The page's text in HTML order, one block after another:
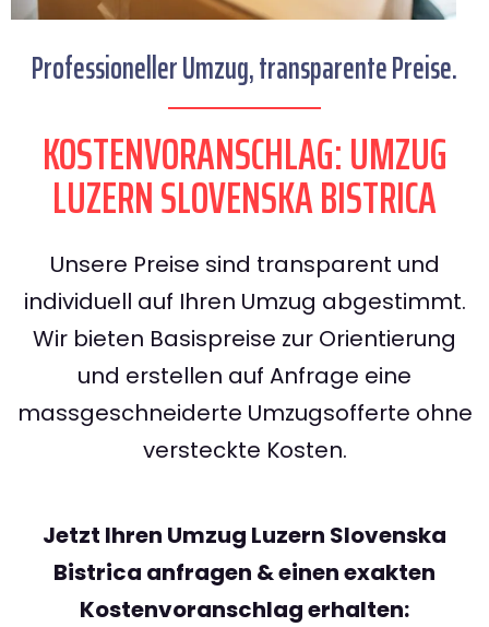
Professioneller Umzug, transparente Preise.
KOSTENVORANSCHLAG: UMZUG
LUZERN SLOVENSKA BISTRICA
Unsere Preise sind transparent und
individuell auf Ihren Umzug abgestimmt.
Wir bieten Basispreise zur Orientierung
und erstellen auf Anfrage eine
massgeschneiderte Umzugsofferte ohne
versteckte Kosten.
Jetzt Ihren Umzug Luzern Slovenska
Bistrica anfragen & einen exakten
Kostenvoranschlag erhalten: